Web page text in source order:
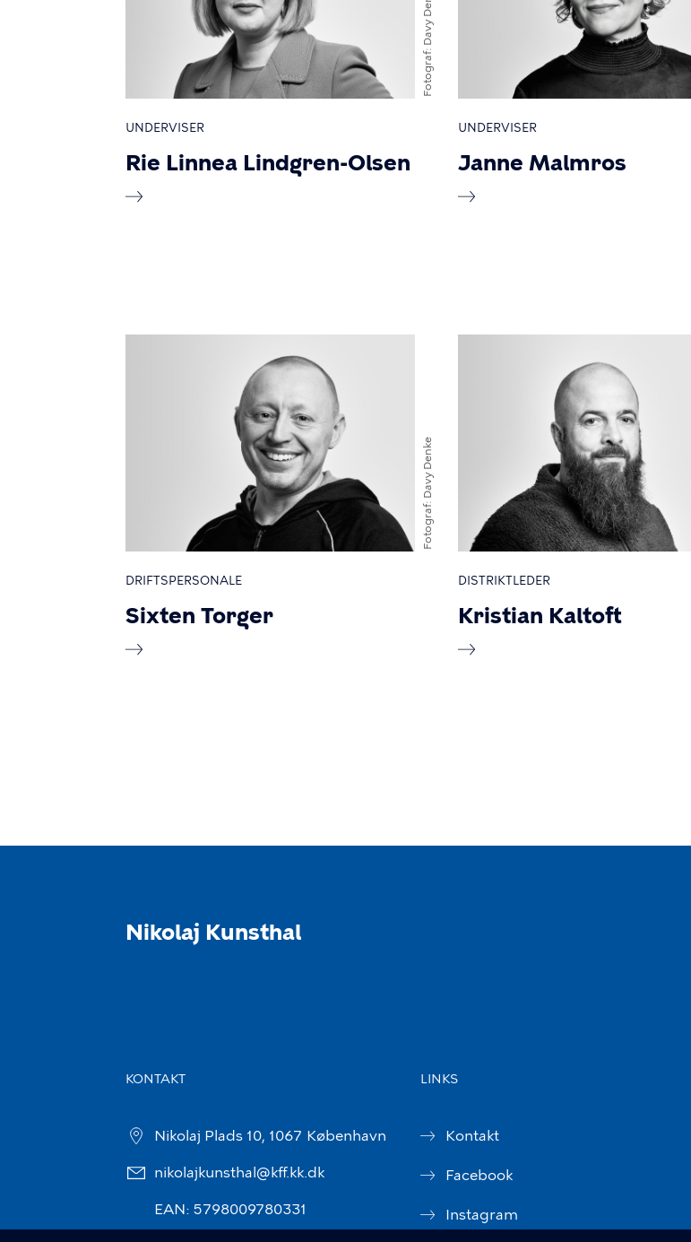
Fotograf
Davy Denke
UNDERVISER
Rie Linnea Lindgren-Olsen
UNDERVISER
Janne Malmros
Fotograf
Davy Denke
DRIFTSPERSONALE
Sixten Torger
DISTRIKTLEDER
Kristian Kaltoft
Nikolaj Kunsthal
KONTAKT
Nikolaj Plads 10, 1067 København
nikolajkunsthal@kff.kk.dk
EAN: 5798009780331
LINKS
Kontakt
Facebook
Instagram